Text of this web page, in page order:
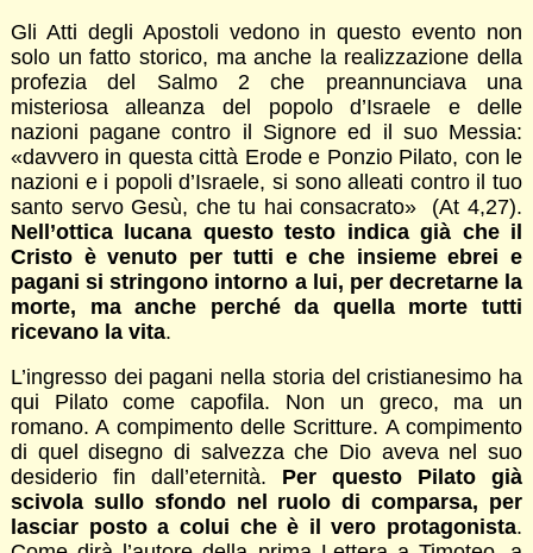
Gli Atti degli Apostoli vedono in questo evento non
solo un fatto storico, ma anche la realizzazione della
profezia del Salmo 2 che preannunciava una
misteriosa alleanza del popolo d’Israele e delle
nazioni pagane contro il Signore ed il suo Messia:
«davvero in questa città Erode e Ponzio Pilato, con le
nazioni e i popoli d’Israele, si sono alleati contro il tuo
santo servo Gesù, che tu hai consacrato» (At 4,27).
Nell’ottica lucana questo testo indica già che il
Cristo è venuto per tutti e che insieme ebrei e
pagani si stringono intorno a lui, per decretarne la
morte, ma anche perché da quella morte tutti
ricevano la vita.
L’ingresso dei pagani nella storia del cristianesimo ha
qui Pilato come capofila. Non un greco, ma un
romano. A compimento delle Scritture. A compimento
di quel disegno di salvezza che Dio aveva nel suo
desiderio fin dall’eternità. Per questo Pilato già
scivola sullo sfondo nel ruolo di comparsa, per
lasciar posto a colui che è il vero protagonista.